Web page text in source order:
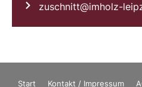
zuschnitt@imholz-
Start Kontakt / Impressum